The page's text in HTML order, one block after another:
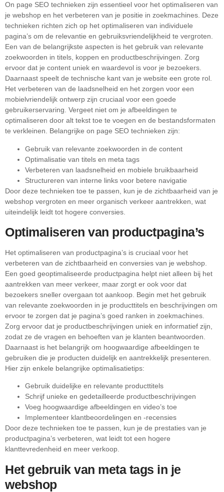
On page SEO technieken zijn essentieel voor het optimaliseren van
je webshop en het verbeteren van je positie in zoekmachines. Deze
technieken richten zich op het optimaliseren van individuele
pagina’s om de relevantie en gebruiksvriendelijkheid te vergroten.
Een van de belangrijkste aspecten is het gebruik van relevante
zoekwoorden in titels, koppen en productbeschrijvingen. Zorg
ervoor dat je content uniek en waardevol is voor je bezoekers.
Daarnaast speelt de technische kant van je website een grote rol.
Het verbeteren van de laadsnelheid en het zorgen voor een
mobielvriendelijk ontwerp zijn cruciaal voor een goede
gebruikerservaring. Vergeet niet om je afbeeldingen te
optimaliseren door alt tekst toe te voegen en de bestandsformaten
te verkleinen. Belangrijke on page SEO technieken zijn:
Gebruik van relevante zoekwoorden in de content
Optimalisatie van titels en meta tags
Verbeteren van laadsnelheid en mobiele bruikbaarheid
Structureren van interne links voor betere navigatie
Door deze technieken toe te passen, kun je de zichtbaarheid van je
webshop vergroten en meer organisch verkeer aantrekken, wat
uiteindelijk leidt tot hogere conversies.
Optimaliseren van productpagina’s
Het optimaliseren van productpagina’s is cruciaal voor het
verbeteren van de zichtbaarheid en conversies van je webshop.
Een goed geoptimaliseerde productpagina helpt niet alleen bij het
aantrekken van meer verkeer, maar zorgt er ook voor dat
bezoekers sneller overgaan tot aankoop. Begin met het gebruik
van relevante zoekwoorden in je producttitels en beschrijvingen om
ervoor te zorgen dat je pagina’s goed ranken in zoekmachines.
Zorg ervoor dat je productbeschrijvingen uniek en informatief zijn,
zodat ze de vragen en behoeften van je klanten beantwoorden.
Daarnaast is het belangrijk om hoogwaardige afbeeldingen te
gebruiken die je producten duidelijk en aantrekkelijk presenteren.
Hier zijn enkele belangrijke optimalisatietips:
Gebruik duidelijke en relevante producttitels
Schrijf unieke en gedetailleerde productbeschrijvingen
Voeg hoogwaardige afbeeldingen en video’s toe
Implementeer klantbeoordelingen en -recensies
Door deze technieken toe te passen, kun je de prestaties van je
productpagina’s verbeteren, wat leidt tot een hogere
klanttevredenheid en meer verkoop.
Het gebruik van meta tags in je
webshop